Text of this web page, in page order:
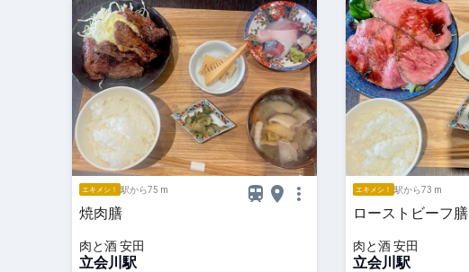
エキメシ！ 駅から75 m
焼肉膳
肉と酒 安田
立会川駅
エキメシ！ 駅から73 m
ローストビーフ膳
肉と酒 安田
立会川駅